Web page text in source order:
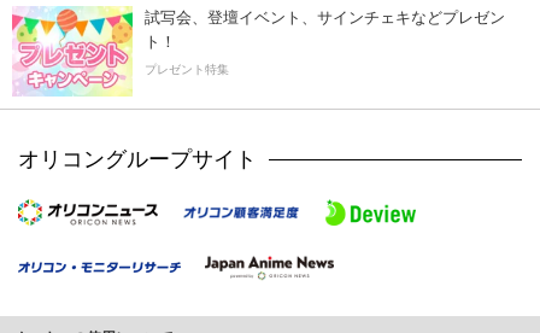
試写会、登壇イベント、サインチェキなどプレゼン
ト！
プレゼント特集
オリコングループサイト